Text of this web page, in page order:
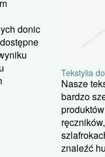
donic
Tekstylia
Nasze
bardzo
znaleźć